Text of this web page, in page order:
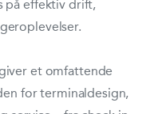
på effektiv drift,
et omfattende
for terminaldesign,